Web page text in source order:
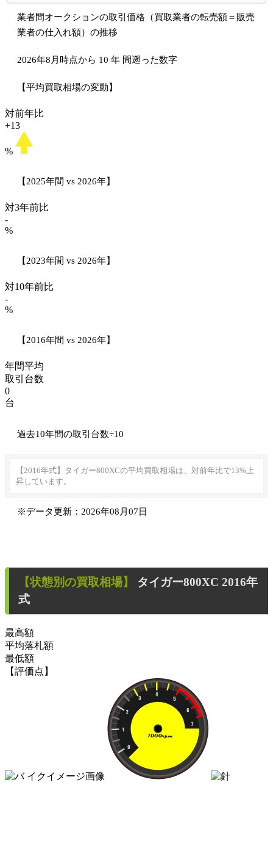
業者間オークションの取引価格（買取業者の転売額＝販売
業者の仕入れ額）の推移
2026年8月時点から 10 年 間遡った数字
【平均買取相場の変動】
対前年比
+13
%
【2025年間 vs 2026年】
対3年前比
-
%
【2023年間 vs 2026年】
対10年前比
-
%
【2016年間 vs 2026年】
年間平均
取引台数
0
台
過去10年間の取引台数÷10
【2016年式】タイガー800XCの平均買取相場は、対前年比で13%上
昇しています。
※データ更新：2026年08月07日
【状態別の買取相場】 タイガー800XC 2016年
式
最高額
平均落札額
最低額
【評価点】